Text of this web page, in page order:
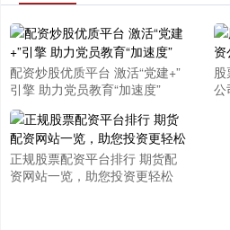
配资炒股优质平台 激活“党建+”
引擎 助力党员教育“加速度”
公
正规股票配资平台排行 期货配
资网站一览，助您投资更轻松